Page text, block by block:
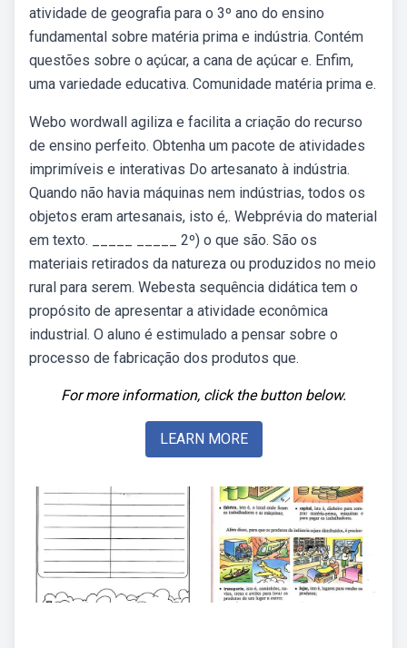
atividade de geografia para o 3º ano do ensino
fundamental sobre matéria prima e indústria. Contém
questões sobre o açúcar, a cana de açúcar e. Enfim,
uma variedade educativa. Comunidade matéria prima e.
Webo wordwall agiliza e facilita a criação do recurso
de ensino perfeito. Obtenha um pacote de atividades
imprimíveis e interativas Do artesanato à indústria.
Quando não havia máquinas nem indústrias, todos os
objetos eram artesanais, isto é,. Webprévia do material
em texto. _____ _____ 2º) o que são. São os
materiais retirados da natureza ou produzidos no meio
rural para serem. Webesta sequência didática tem o
propósito de apresentar a atividade econômica
industrial. O aluno é estimulado a pensar sobre o
processo de fabricação dos produtos que.
For more information, click the button below.
LEARN MORE